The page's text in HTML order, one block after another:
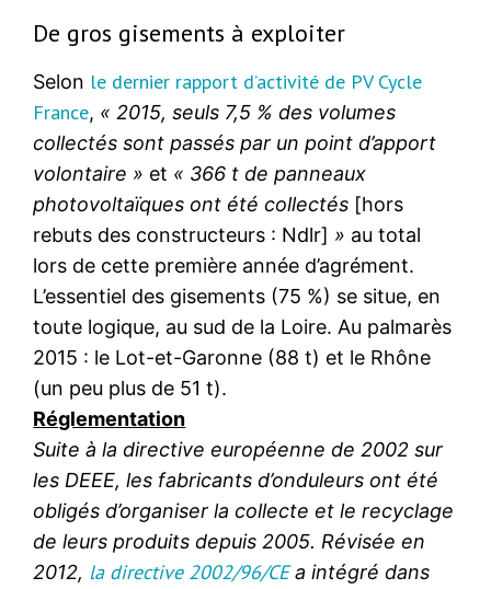
De gros gisements à exploiter
Selon le dernier rapport d’activité de PV Cycle
France, « 2015, seuls 7,5 % des volumes
collectés sont passés par un point d’apport
volontaire » et « 366 t de panneaux
photovoltaïques ont été collectés [hors
rebuts des constructeurs : Ndlr]» au total
lors de cette première année d’agrément.
L’essentiel des gisements (75 %) se situe, en
toute logique, au sud de la Loire. Au palmarès
2015 : le Lot-et-Garonne (88 t) et le Rhône
(un peu plus de 51 t).
Réglementation
Suite à la directive européenne de 2002 sur
les DEEE, les fabricants d’onduleurs ont été
obligés d’organiser la collecte et le recyclage
de leurs produits depuis 2005. Révisée en
2012, la directive 2002/96/CEa intégré dans